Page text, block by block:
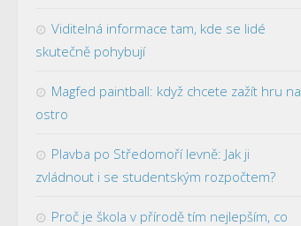
Viditelná informace tam, kde se lidé
skutečně pohybují
Magfed paintball: když chcete zažít hru na
ostro
Plavba po Středomoří levně: Jak ji
zvládnout i se studentským rozpočtem?
Proč je škola v přírodě tím nejlepším, co